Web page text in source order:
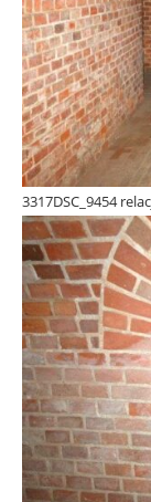
3317DSC_9454